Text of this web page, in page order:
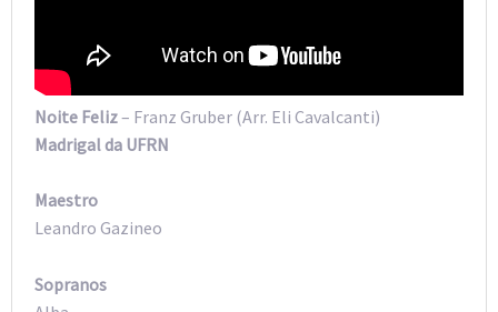
Noite Feliz– Franz Gruber (Arr. Eli Cavalcanti)
Madrigal da UFRN
Maestro
Leandro Gazineo
Sopranos